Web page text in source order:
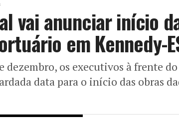
vai anunciar início
em Kennedy-
dezembro, os executivos à frente
data para o início das obras